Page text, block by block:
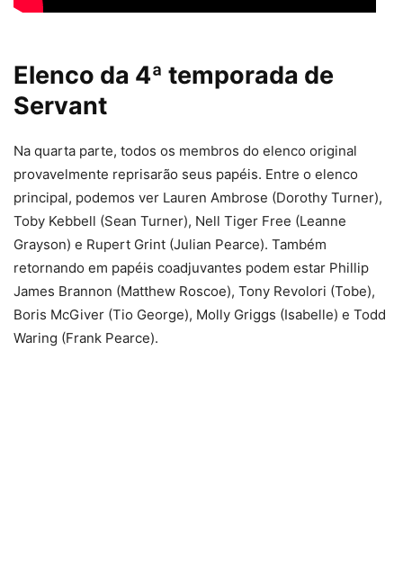
Elenco da 4ª temporada de
Servant
Na quarta parte, todos os membros do elenco original
provavelmente reprisarão seus papéis. Entre o elenco
principal, podemos ver Lauren Ambrose (Dorothy Turner),
Toby Kebbell (Sean Turner), Nell Tiger Free (Leanne
Grayson) e Rupert Grint (Julian Pearce). Também
retornando em papéis coadjuvantes podem estar Phillip
James Brannon (Matthew Roscoe), Tony Revolori (Tobe),
Boris McGiver (Tio George), Molly Griggs (Isabelle) e Todd
Waring (Frank Pearce).